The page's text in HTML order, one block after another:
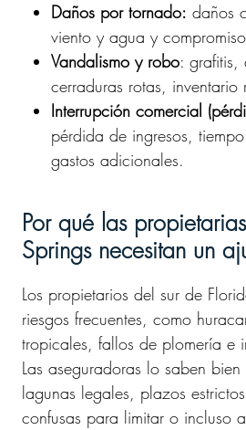
Daños por tornado: daños
viento y agua y
Vandalismo y robo: grafitis,
cerraduras rotas, inventario
Interrupción comercial
pérdida de ingresos,
gastos adicionales.
Por qué las
Springs necesitan un
Los propietarios del sur de
riesgos frecuentes, como
tropicales, fallos de plomería e
Las aseguradoras lo saben
lagunas legales, plazos
confusas para limitar o incluso